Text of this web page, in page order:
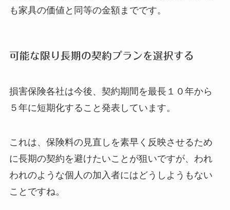
も家具の価値と同等の金額までです。
可能な限り長期の契約プランを選択する
損害保険各社は今後、契約期間を最長１０年から
５年に短期化すること発表しています。
これは、保険料の見直しを素早く反映させるため
に長期の契約を避けたいことが狙いですが、われ
われのような個人の加入者にはどうしようもない
ことですね。